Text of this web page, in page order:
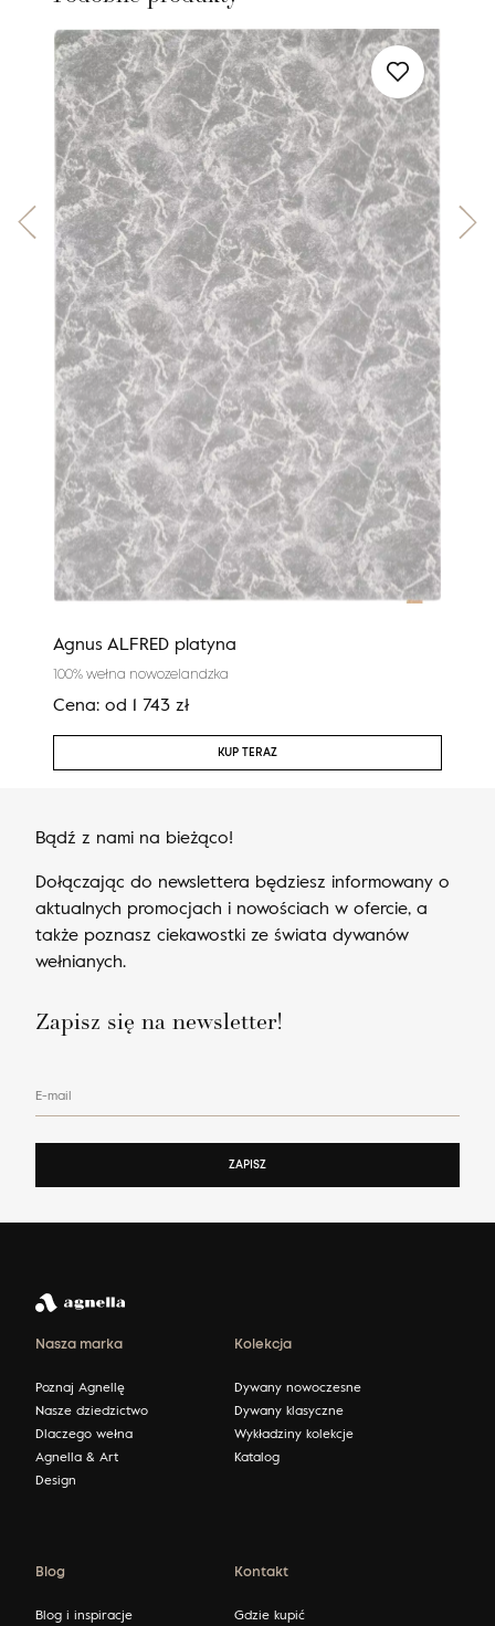
Agnus ALFRED platyna
100% wełna nowozelandzka
Cena: od 1 743 zł
KUP TERAZ
Bądź z nami na bieżąco!
Dołączając do newslettera będziesz informowany o
aktualnych promocjach i nowościach w ofercie, a
także poznasz ciekawostki ze świata dywanów
wełnianych.
Zapisz się na newsletter!
E-mail
ZAPISZ
Nasza marka
Poznaj Agnellę
Nasze dziedzictwo
Dlaczego wełna
Agnella & Art
Design
Kolekcja
Dywany nowoczesne
Dywany klasyczne
Wykładziny kolekcje
Katalog
Blog
Blog i inspiracje
Kontakt
Gdzie kupić